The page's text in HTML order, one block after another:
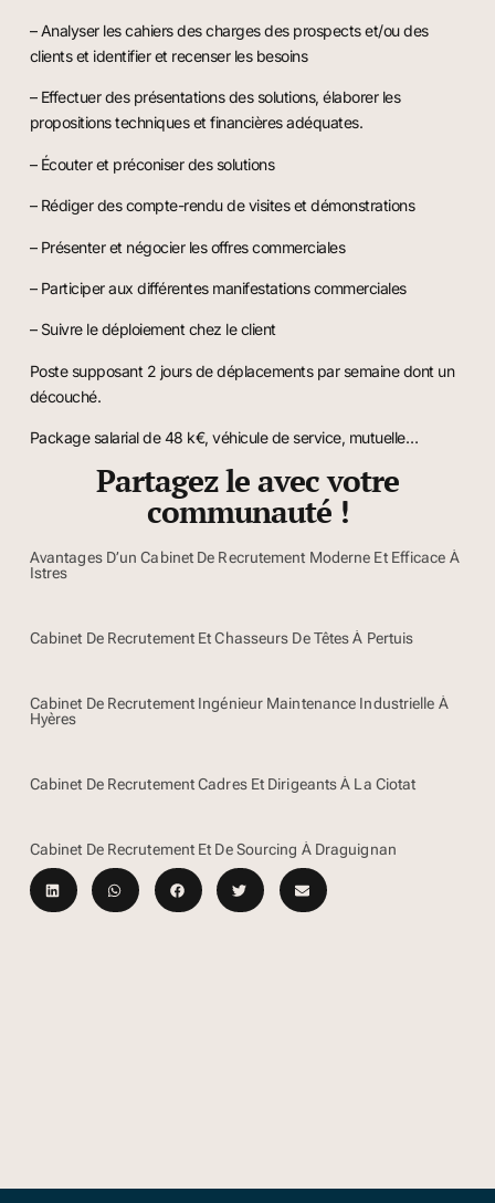
– Analyser les cahiers des charges des prospects et/ou des
clients et identifier et recenser les besoins
– Effectuer des présentations des solutions, élaborer les
propositions techniques et financières adéquates.
– Écouter et préconiser des solutions
– Rédiger des compte-rendu de visites et démonstrations
– Présenter et négocier les offres commerciales
– Participer aux différentes manifestations commerciales
– Suivre le déploiement chez le client
Poste supposant 2 jours de déplacements par semaine dont un
découché.
Package salarial de 48 k€, véhicule de service, mutuelle…
Partagez le avec votre
communauté !
Avantages D’un Cabinet De Recrutement Moderne Et Efficace À
Istres
Cabinet De Recrutement Et Chasseurs De Têtes À Pertuis
Cabinet De Recrutement Ingénieur Maintenance Industrielle À
Hyères
Cabinet De Recrutement Cadres Et Dirigeants À La Ciotat
Cabinet De Recrutement Et De Sourcing À Draguignan